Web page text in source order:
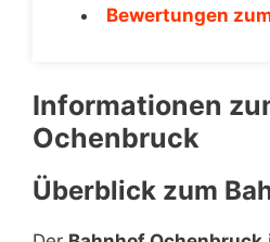
Bewertungen
Informationen
Ochenbruck
Überblick zum